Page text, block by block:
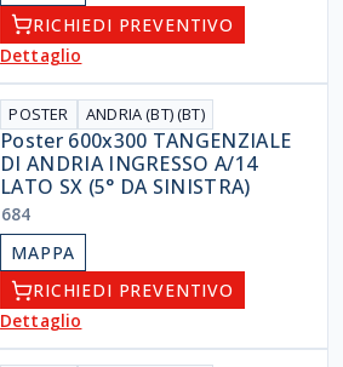
RICHIEDI PREVENTIVO
Dettaglio
POSTER ANDRIA (BT) (BT)
Poster 600x300 TANGENZIALE
DI ANDRIA INGRESSO A/14
LATO SX (5° DA SINISTRA)
684
MAPPA
RICHIEDI PREVENTIVO
Dettaglio